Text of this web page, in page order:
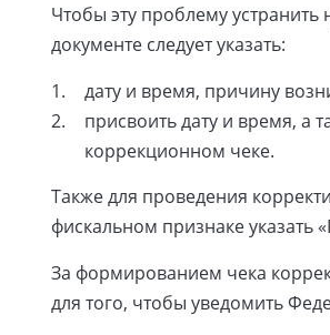
Чтобы эту проблему
документе следует указать:
дату и время, причину
присвоить дату и время, а
коррекционном чеке.
Также для проведения
фискальном признаке указать
За формированием чека
для того, чтобы уведомить